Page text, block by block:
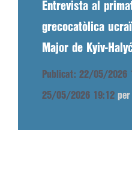
Entrevista al
grecocatòlica
Major de Kyiv-
Publicat: 22/05/2026
25/05/2026 19:12 per